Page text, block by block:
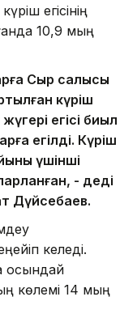
егісінің
10,9 мың
Сыр салысы
күріш
егісі биыл
егілді. Күріш
үшінші
- деді
Дүйсебаев.
келеді.
осындай
көлемі 14 мың